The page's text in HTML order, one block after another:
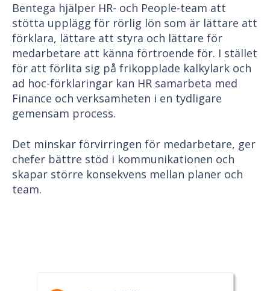
Bentega hjälper HR- och People-team att
stötta upplägg för rörlig lön som är lättare att
förklara, lättare att styra och lättare för
medarbetare att känna förtroende för. I stället
för att förlita sig på frikopplade kalkylark och
ad hoc-förklaringar kan HR samarbeta med
Finance och verksamheten i en tydligare
gemensam process.
Det minskar förvirringen för medarbetare, ger
chefer bättre stöd i kommunikationen och
skapar större konsekvens mellan planer och
team.